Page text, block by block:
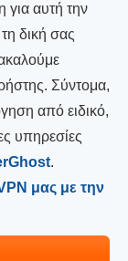
για αυτή την
δική σας
Σύντομα,
από ειδικό,
υπηρεσίες
.
μας με την